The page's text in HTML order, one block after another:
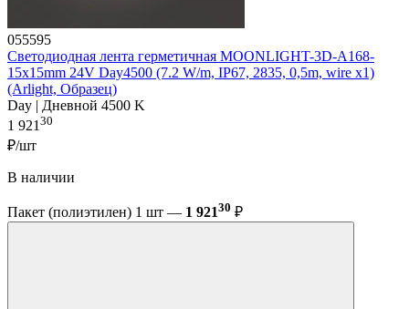
055595
Светодиодная лента герметичная MOONLIGHT-3D-A168-
15x15mm 24V Day4500 (7.2 W/m, IP67, 2835, 0,5m, wire x1)
(Arlight, Образец)
Day | Дневной 4500 K
1 92130
₽/шт
В наличии
Пакет (полиэтилен) 1 шт — 1 92130 ₽